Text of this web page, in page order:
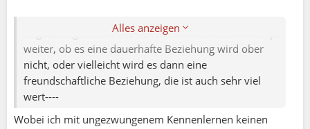
Alles anzeigen
ungezwungenes Kennenlernen und dann sieht man ja
weiter, ob es eine dauerhafte Beziehung wird ober
nicht, oder vielleicht wird es dann eine
freundschaftliche Beziehung, die ist auch sehr viel
wert----
Wobei ich mit ungezwungenem Kennenlernen keinen